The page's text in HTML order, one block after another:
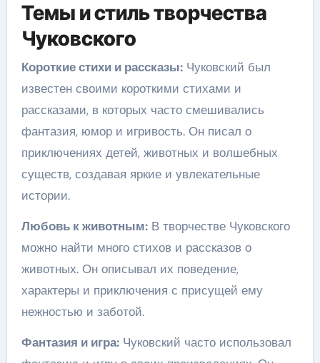
Темы и стиль творчества
Чуковского
Короткие стихи и рассказы:Чуковский был
известен своими короткими стихами и
рассказами, в которых часто смешивались
фантазия, юмор и игривость. Он писал о
приключениях детей, животных и волшебных
существ, создавая яркие и увлекательные
истории.
Любовь к животным:В творчестве Чуковского
можно найти много стихов и рассказов о
животных. Он описывал их поведение,
характеры и приключения с присущей ему
нежностью и заботой.
Фантазия и игра:Чуковский часто использовал